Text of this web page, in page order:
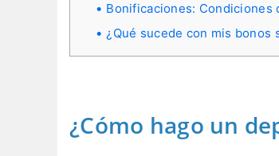
Bonificaciones: Condiciones
¿Qué sucede con mis
¿Cómo hago un